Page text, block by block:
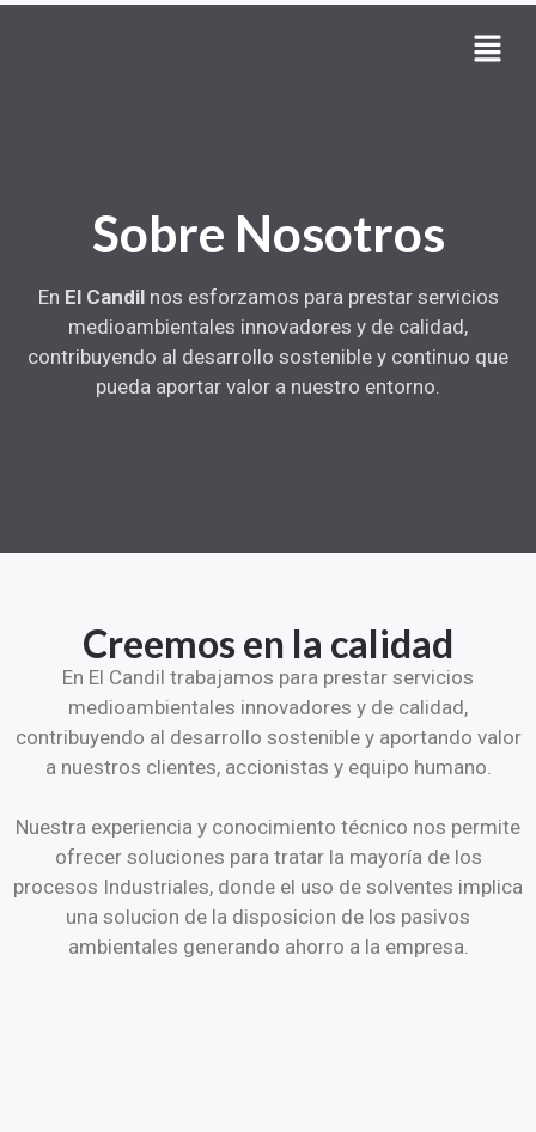
Sobre Nosotros
En El Candilnos esforzamos para prestar servicios
medioambientales innovadores y de calidad,
contribuyendo al desarrollo sostenible y continuo que
pueda aportar valor a nuestro entorno.
Creemos en la calidad
En El Candil trabajamos para prestar servicios
medioambientales innovadores y de calidad,
contribuyendo al desarrollo sostenible y aportando valor
a nuestros clientes, accionistas y equipo humano.
Nuestra experiencia y conocimiento técnico nos permite
ofrecer soluciones para tratar la mayoría de los
procesos Industriales, donde el uso de solventes implica
una solucion de la disposicion de los pasivos
ambientales generando ahorro a la empresa.